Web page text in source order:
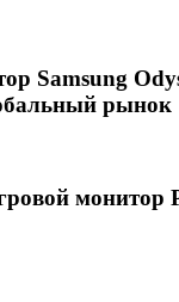
Samsung
рынок
монитор